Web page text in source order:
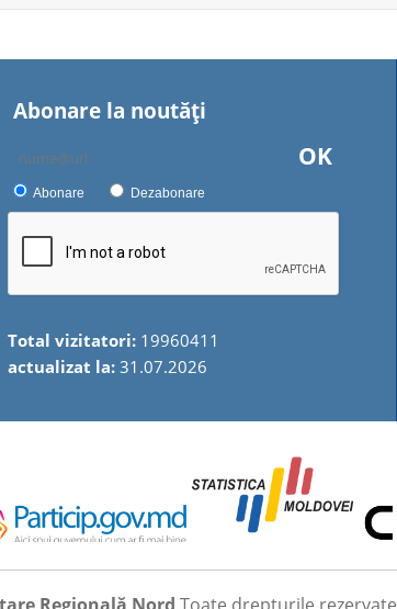
Abonare la noutăţi
OK
Abonare Dezabonare
Total vizitatori: 19960411
actualizat la: 31.07.2026